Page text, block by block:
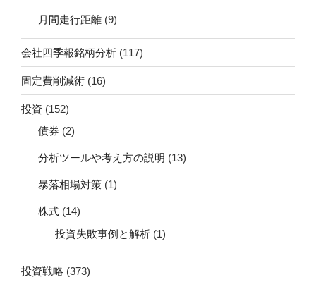
月間走行距離 (9)
会社四季報銘柄分析 (117)
固定費削減術 (16)
投資 (152)
債券 (2)
分析ツールや考え方の説明 (13)
暴落相場対策 (1)
株式 (14)
投資失敗事例と解析 (1)
投資戦略 (373)